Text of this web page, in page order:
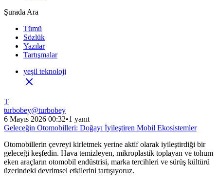
Şurada Ara
Tümü
Sözlük
Yazılar
Tartışmalar
yeşil teknoloji
T
turbobey@turbobey
6 Mayıs 2026 00:32•1 yanıt
Geleceğin Otomobilleri: Doğayı İyileştiren Mobil Ekosistemler
Otomobillerin çevreyi kirletmek yerine aktif olarak iyileştirdiği bir
geleceği keşfedin. Hava temizleyen, mikroplastik toplayan ve tohum
eken araçların otomobil endüstrisi, marka tercihleri ve sürüş kültürü
üzerindeki devrimsel etkilerini tartışıyoruz.